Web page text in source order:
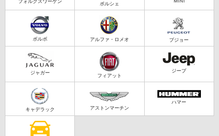
ポルシェ
ボルボ アルファ・ロメオ プジョー
ジャガー フィアット
ジープ
キャデラック アストンマーチン
ハマー